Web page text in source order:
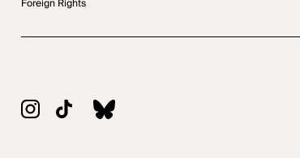
Foreign Rights